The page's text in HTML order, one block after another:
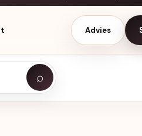
Advies
⌕